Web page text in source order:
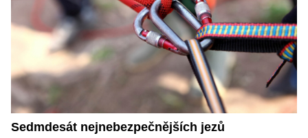
Sedmdesát nejnebezpečnějších jezů